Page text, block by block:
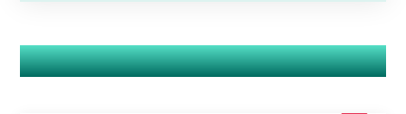
関連する案件